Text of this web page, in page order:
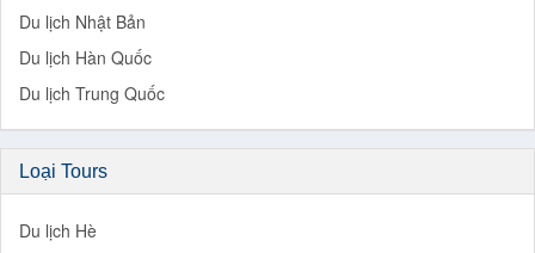
Du lịch Nhật Bản
Du lịch Hàn Quốc
Du lịch Trung Quốc
Loại Tours
Du lịch Hè